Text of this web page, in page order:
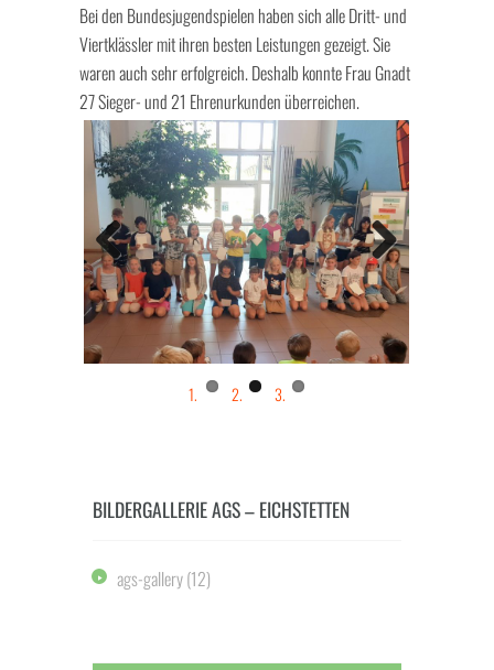
Bei den Bundesjugendspielen haben sich alle Dritt- und
Viertklässler mit ihren besten Leistungen gezeigt. Sie
waren auch sehr erfolgreich. Deshalb konnte Frau Gnadt
27 Sieger- und 21 Ehrenurkunden überreichen.
Previo
us
Next
BILDERGALLERIE AGS – EICHSTETTEN
ags-gallery(12)